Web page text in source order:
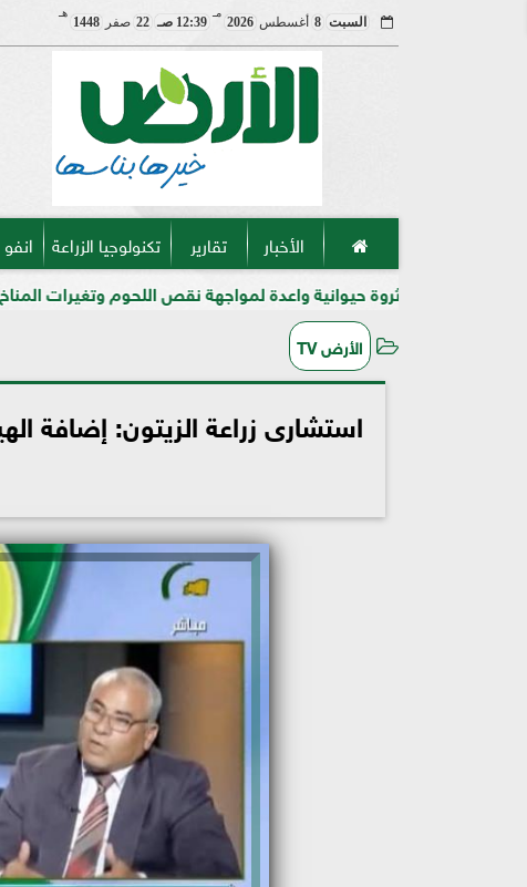
السبت 8 أغسطس2026
مـ
12:39 صـ 22 صفر1448
هـ
الأخبار تقارير تكنولوجيا الزراعة
ثروة حيوانية واعدة لمواجهة نقص اللحوم وتغيرات المناخ في مصر
الأرض TV
استشارى زراعة الزيتون: إضافة